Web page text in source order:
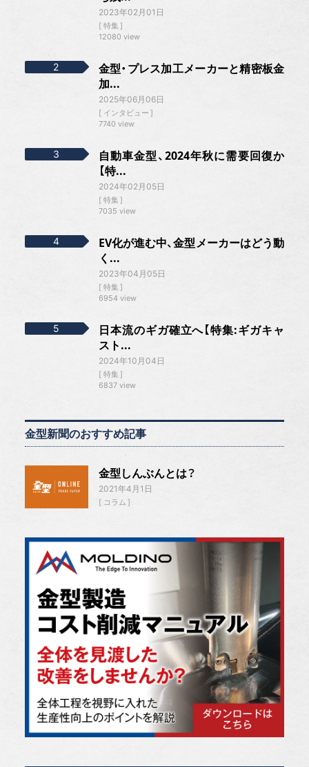
2023年02月01日
特集
12080 view
金型・プレス加工メーカーと精密板金
加...
2025年06月06日
インタビュー
7740 view
自動車金型、2024年秋に需要回復か
【特...
2024年02月05日
特集
7035 view
EV化が進む中、金型メーカーはどう動
く...
2023年04月05日
特集
6954 view
日本流のギガ確立へ【特集:ギガキャ
スト...
2024年10月04日
特集
6837 view
金型新聞のおすすめ記事
金型しんぶんとは？
2021年4月1日
コラム